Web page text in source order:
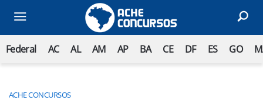
Federal AC AL AM AP BA CE DF ES GO
ACHE CONCURSOS